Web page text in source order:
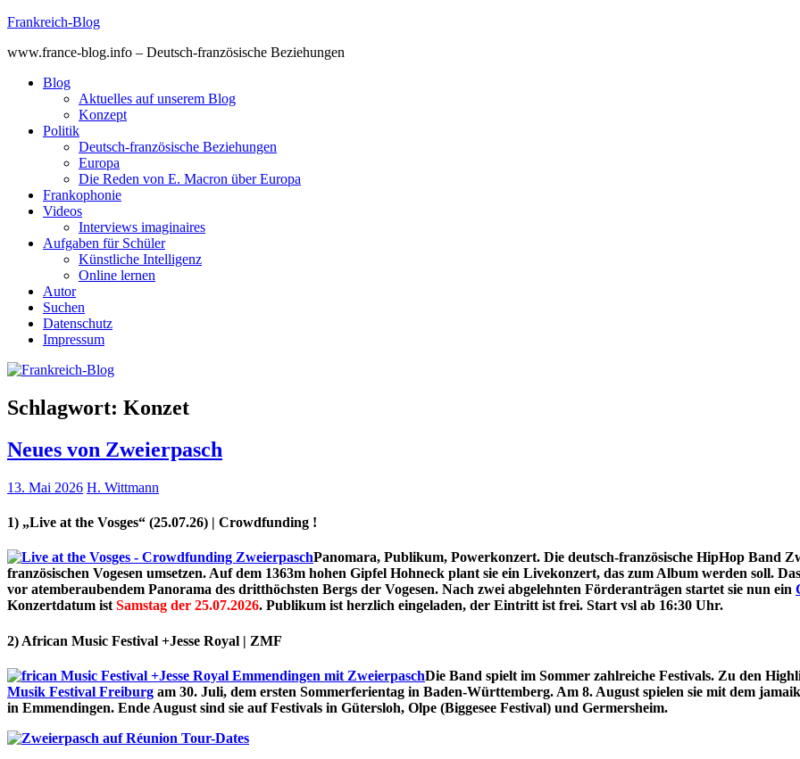
Skip
content
Frankreich-Blog
www.france-blog.info – Deutsch-französische Beziehungen
Blog
Aktuelles auf unserem Blog
Konzept
Politik
Deutsch-französische Beziehungen
Europa
Die Reden von E. Macron über Europa
Frankophonie
Videos
Interviews imaginaires
Aufgaben für Schüler
Künstliche Intelligenz
Online lernen
Autor
Suchen
Datenschutz
Impressum
Schlagwort: Konzet
Neues von Zweierpasch
13. Mai 2026 H. Wittmann
1) „Live at the Vosges“ (25.07.26) | Crowdfunding !
Panomara, Publikum, Powerkonzert. Die deutsch-französische HipHop Band
französischen Vogesen umsetzen. Auf dem 1363m hohen Gipfel Hohneck plant sie ein Livekonzert, das zum Album werden soll.
vor atemberaubendem Panorama des dritthöchsten Bergs der Vogesen. Nach zwei abgelehnten Förderanträgen startet sie nun ein
Konzertdatum ist Samstag der 25.07.2026. Publikum ist herzlich eingeladen, der Eintritt ist frei. Start vsl ab 16:30 Uhr.
2) African Music Festival +Jesse Royal | ZMF
Die Band spielt im Sommer zahlreiche Festivals. Zu den
Musik Festival Freiburg am 30. Juli, dem ersten Sommerferientag in Baden-Württemberg. Am 8. August spielen sie mit dem
in Emmendingen. Ende August sind sie auf Festivals in Gütersloh, Olpe (Biggesee Festival) und Germersheim.
Tour-Dates